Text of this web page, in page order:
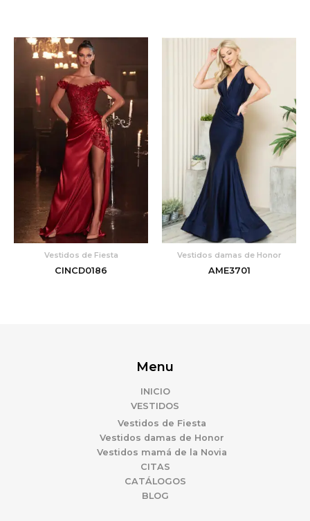
Vestidos de Fiesta
CINCD0186
Vestidos damas de Honor
AME3701
Menu
INICIO
VESTIDOS
Vestidos de Fiesta
Vestidos damas de Honor
Vestidos mamá de la Novia
CITAS
CATÁLOGOS
BLOG